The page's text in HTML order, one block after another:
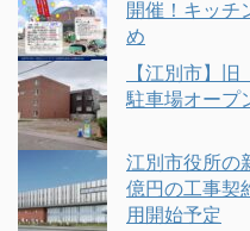
開催！キッチ
め
【江別市】
駐車場オープ
江別市役所の
億円の工事
用開始予定